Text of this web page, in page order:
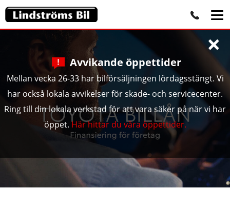
Avvikande öppettider
Mellan vecka 26-33 har bilförsäljningen lördagsstängt. Vi
har också lokala avvikelser för skade- och servicecenter.
Ring till din lokala verkstad för att vara säker på när vi har
öppet. Här hittar du våra öppettider.
×